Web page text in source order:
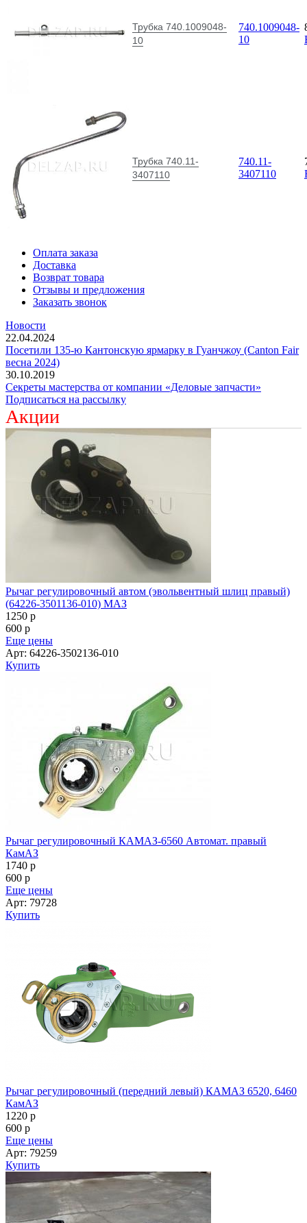
Трубка 740.1009048-
10
740.1009048-
10
Трубка 740.11-
3407110
740.11-
3407110
Оплата заказа
Доставка
Возврат товара
Отзывы и предложения
Заказать звонок
Новости
22.04.2024
Посетили 135-ю Кантонскую ярмарку в Гуанчжоу (Canton Fair
весна 2024)
30.10.2019
Секреты мастерства от компании «Деловые запчасти»
Подписаться на рассылку
Акции
Рычаг регулировочный автом (эвольвентный шлиц правый)
(64226-3501136-010) МАЗ
1250 p
600 p
Еще цены
Арт: 64226-3502136-010
Купить
Рычаг регулировочный КАМАЗ-6560 Автомат. правый
КамАЗ
1740 p
600 p
Еще цены
Арт: 79728
Купить
Рычаг регулировочный (передний левый) КАМАЗ 6520, 6460
КамАЗ
1220 p
600 p
Еще цены
Арт: 79259
Купить